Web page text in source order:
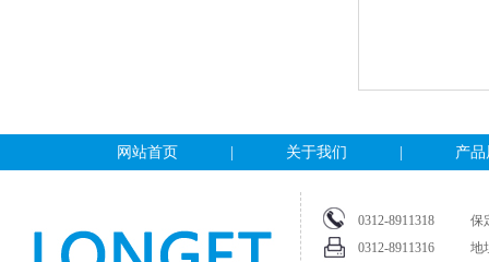
网站首页 关于我们 产
0312-8911318 保定
0312-8911316 地址